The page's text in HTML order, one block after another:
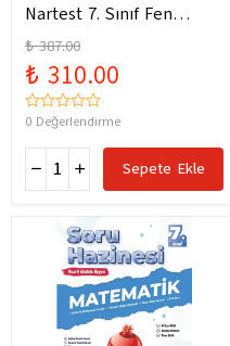
Nartest 7. Sınıf Fen
Bilimleri Soru Hazinesi
Yeni Maarif Modele
Uygun
₺ 387.00
₺ 310.00
0 Değerlendirme
Sepete Ekle